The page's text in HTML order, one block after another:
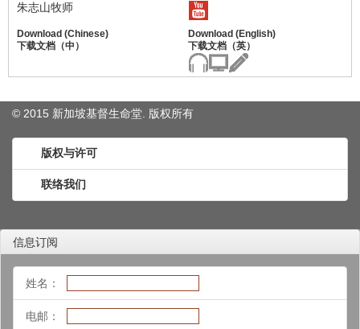
朱志山牧师
© 2015 新加坡基督生命堂. 版权所有
版权与许可
联络我们
信息订阅
姓名：
电邮：